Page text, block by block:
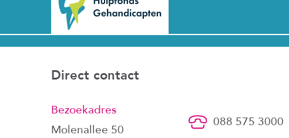
Direct contact
Bezoekadres
Molenallee 50
088 575 3000